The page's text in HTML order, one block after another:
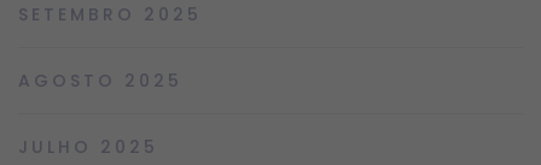
SETEMBRO 2025
AGOSTO 2025
JULHO 2025